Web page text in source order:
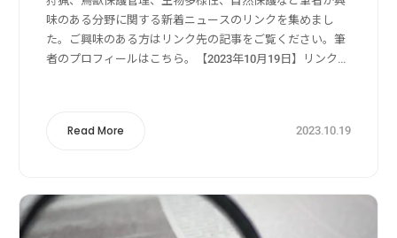
2023.10.19
味のある分野に関する新着ニュースのリンクを集めまし
た。ご興味のある方はリンク先の記事をご覧ください。筆
者のプロフィールはこちら。【2023年10月19日】リンク
Read More